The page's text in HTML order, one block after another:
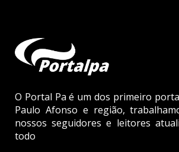
O Portal Pa é um dos primeiro
Paulo Afonso e região,
nossos seguidores e leitores
todo